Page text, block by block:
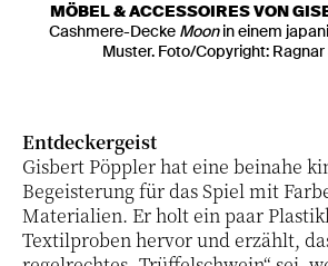
MÖBEL & ACCESSOIRES VON
Cashmere-Decke Moonin einem
Muster. Foto/Copyright:
Entdeckergeist
Gisbert Pöppler hat eine beinahe
Begeisterung für das Spiel mit
Materialien. Er holt ein paar
Textilproben hervor und erzählt,